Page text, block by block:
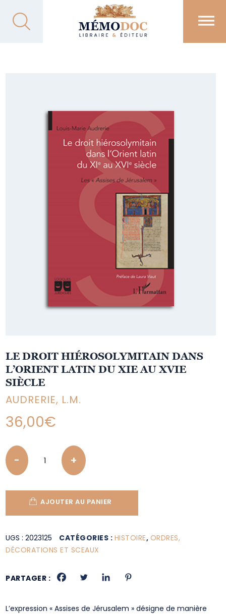
LE DROIT HIÉROSOLYMITAIN DANS
L’ORIENT LATIN DU XIE AU XVIE
SIÈCLE
AUDRERIE, L.M.
36,00€
Quantity
AJOUTER AU PANIER
UGS :2023125 CATÉGORIES : HISTOIRE, ORDRES,
DÉCORATIONS ET SCEAUX
PARTAGER :
L’expression « Assises de Jérusalem » désigne de manière